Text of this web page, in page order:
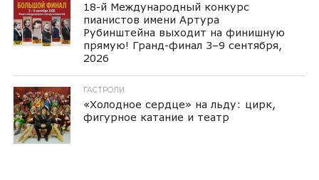
18-й Международный конкурс
пианистов имени Артура
Рубинштейна выходит на финишную
прямую! Гранд-финал 3–9 сентября,
2026
ГАСТРОЛИ
«Холодное сердце» на льду: цирк,
фигурное катание и театр